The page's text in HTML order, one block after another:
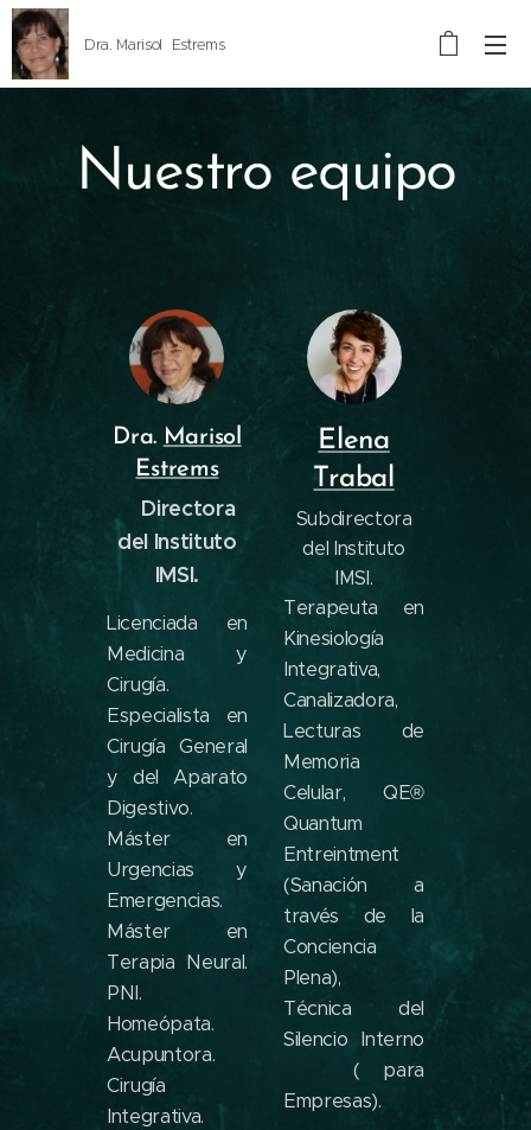
Dra. Marisol Estrems
Nuestro equipo
Dra. Marisol
Estrems
Directora
del Instituto
IMSI.
Licenciada en
Medicina y
Cirugía.
Especialista en
Cirugía General
y del Aparato
Digestivo.
Máster en
Urgencias y
Emergencias.
Máster en
Terapia Neural.
PNI.
Homeópata.
Acupuntora.
Cirugía
Integrativa.
Elena
Trabal
Subdirectora
del Instituto
IMSI.
Terapeuta en
Kinesiología
Integrativa,
Canalizadora,
Lecturas de
Memoria
Celular, QE®
Quantum
Entreintment
(Sanación a
través de la
Conciencia
Plena),
Técnica del
Silencio Interno
( para
Empresas).